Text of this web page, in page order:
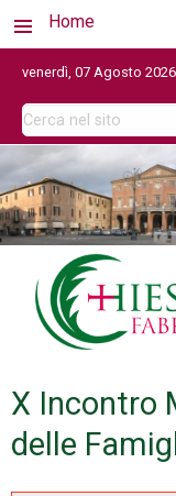
Home
venerdì, 07 Agosto 2026
X Incontro
delle